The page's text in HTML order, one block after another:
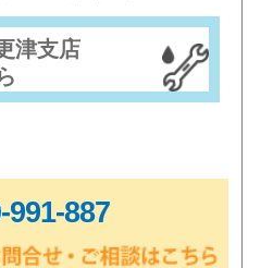
津支店
991-887